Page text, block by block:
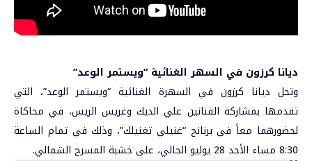
ديانا كرزون في السهر الغنائية “ويستمر الوعد”
وتحل ديانا كرزون في السهرة الغنائية “ويستمر الوعد”، التي
تقدمها بمشاركة الفنانين علي الديك وغريس الريس، في محاكاة
لحضورهما معاً في برنانج “غنيلي تغنيلك”، وذلك في تمام الساعة
8:30 مساء الأحد 28 يوليو الحالي، على خشبة المسرح الشمالي.